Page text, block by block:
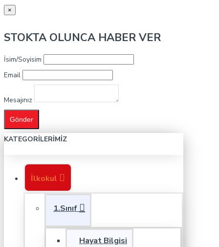
×
STOKTA OLUNCA HABER VER
İsim/Soyisim
Email
Mesajınız
Gönder
KATEGORILERIMIZ
İlkokul
1.Sınıf
Hayat Bilgisi